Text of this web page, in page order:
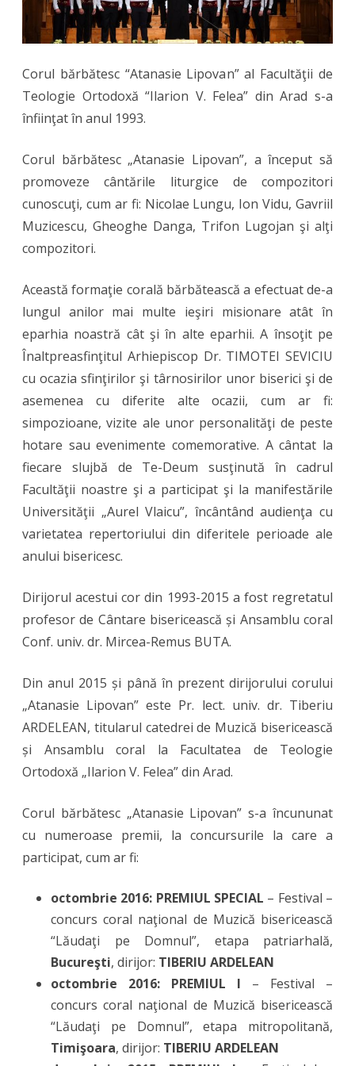
Corul bărbătesc “Atanasie Lipovan” al Facultăţii de
Teologie Ortodoxă “Ilarion V. Felea” din Arad s-a
înfiinţat în anul 1993.
Corul bărbătesc „Atanasie Lipovan”, a început să
promoveze cântările liturgice de compozitori
cunoscuţi, cum ar fi: Nicolae Lungu, Ion Vidu, Gavriil
Muzicescu, Gheoghe Danga, Trifon Lugojan şi alţi
compozitori.
Această formaţie corală bărbătească a efectuat de-a
lungul anilor mai multe ieşiri misionare atât în
eparhia noastră cât şi în alte eparhii. A însoţit pe
Înaltpreasfinţitul Arhiepiscop Dr. TIMOTEI SEVICIU
cu ocazia sfinţirilor şi târnosirilor unor biserici şi de
asemenea cu diferite alte ocazii, cum ar fi:
simpozioane, vizite ale unor personalităţi de peste
hotare sau evenimente comemorative. A cântat la
fiecare slujbă de Te-Deum susţinută în cadrul
Facultăţii noastre şi a participat şi la manifestările
Universităţii „Aurel Vlaicu”, încântând audienţa cu
varietatea repertoriului din diferitele perioade ale
anului bisericesc.
Dirijorul acestui cor din 1993-2015 a fost regretatul
profesor de Cântare bisericească și Ansamblu coral
Conf. univ. dr. Mircea-Remus BUTA.
Din anul 2015 și până în prezent dirijorului corului
„Atanasie Lipovan” este Pr. lect. univ. dr. Tiberiu
ARDELEAN, titularul catedrei de Muzică bisericească
și Ansamblu coral la Facultatea de Teologie
Ortodoxă „Ilarion V. Felea” din Arad.
Corul bărbătesc „Atanasie Lipovan” s-a încununat
cu numeroase premii, la concursurile la care a
participat, cum ar fi:
octombrie 2016: PREMIUL SPECIAL – Festival –
concurs coral naţional de Muzică bisericească
“Lăudaţi pe Domnul”, etapa patriarhală,
Bucureşti, dirijor: TIBERIU ARDELEAN
octombrie 2016: PREMIUL I – Festival –
concurs coral naţional de Muzică bisericească
“Lăudaţi pe Domnul”, etapa mitropolitană,
Timişoara, dirijor: TIBERIU ARDELEAN